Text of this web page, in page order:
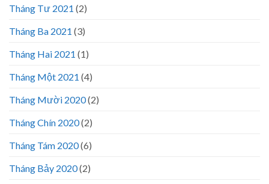
Tháng Tư 2021 (2)
Tháng Ba 2021 (3)
Tháng Hai 2021 (1)
Tháng Một 2021 (4)
Tháng Mười 2020(2)
Tháng Chín 2020(2)
Tháng Tám 2020(6)
Tháng Bảy 2020(2)